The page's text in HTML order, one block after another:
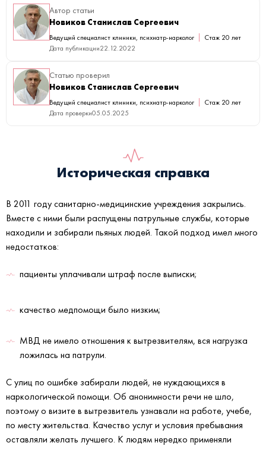
Автор статьи
Новиков Станислав Сергеевич
Ведущий специалист клиники, психиатр-нарколог
Стаж 20 лет
Дата публикации22.12.2022
Статью проверил
Новиков Станислав Сергеевич
Ведущий специалист клиники, психиатр-нарколог
Стаж 20 лет
Дата проверки05.05.2025
Историческая справка
В 2011 году санитарно-медицинские учреждения закрылись.
Вместе с ними были распущены патрульные службы, которые
находили и забирали пьяных людей. Такой подход имел много
недостатков:
пациенты уплачивали штраф после выписки;
качество медпомощи было низким;
МВД не имело отношения к вытрезвителям, вся нагрузка
ложилась на патрули.
С улиц по ошибке забирали людей, не нуждающихся в
наркологической помощи. Об анонимности речи не шло,
поэтому о визите в вытрезвитель узнавали на работе, учебе,
по месту жительства. Качество услуг и условия пребывания
оставляли желать лучшего. К людям нередко применяли